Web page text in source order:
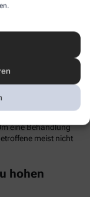
bei ihnen
Die familiäre
300 Personen
Stents oder
Cholesterin
auch gelbliche
eine Behandlung
meist nicht
hohen